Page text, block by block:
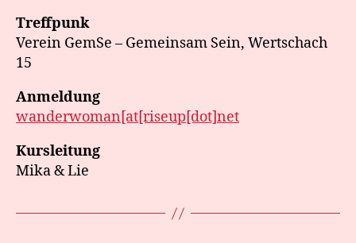
Treffpunk
Verein GemSe – Gemeinsam Sein, Wertschach
15
Anmeldung
wanderwoman[at[riseup[dot]net
Kursleitung
Mika & Lie